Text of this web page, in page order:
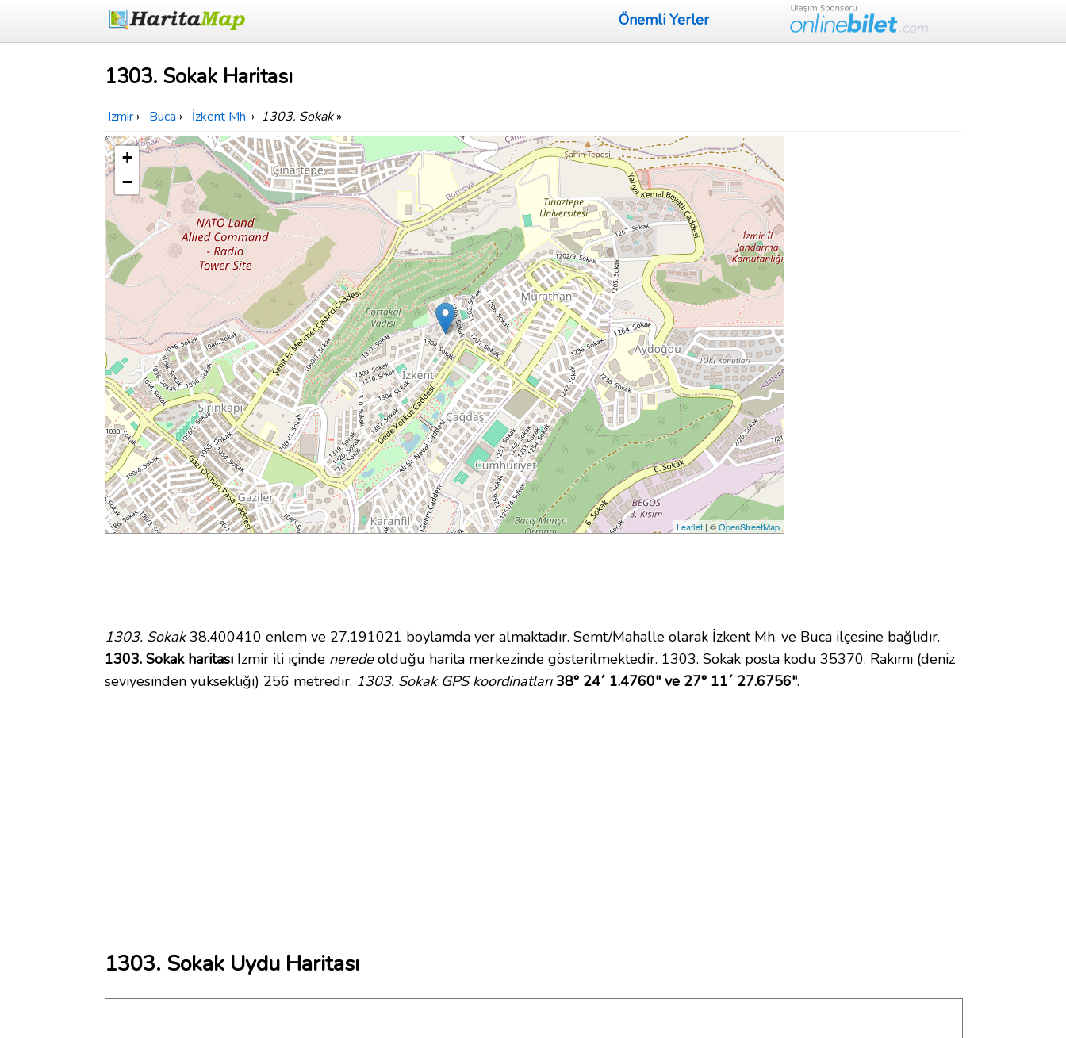
Önemli Yerler
1303. Sokak Haritası
Izmir › Buca › İzkent Mh. › 1303. Sokak»
+
−
Leaflet | ©OpenStreetMap
1303. Sokak38.400410 enlem ve 27.191021 boylamda yer almaktadır. Semt/Mahalle olarak İzkent Mh. ve Buca ilçesine bağlıdır.
1303. Sokak haritası Izmir ili içinde neredeolduğu harita merkezinde gösterilmektedir. 1303. Sokak posta kodu 35370. Rakımı (deniz
seviyesinden yüksekliği) 256 metredir. 1303. Sokak GPS koordinatları 38° 24´ 1.4760" ve 27° 11´ 27.6756".
1303. Sokak Uydu Haritası